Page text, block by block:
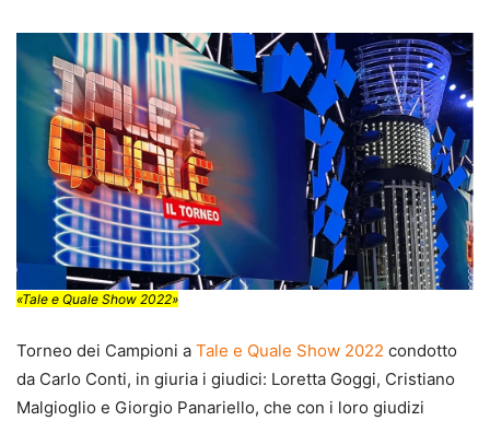
«Tale e Quale Show 2022»
Torneo dei Campioni a Tale e Quale Show 2022 condotto
da Carlo Conti, in giuria i giudici: Loretta Goggi, Cristiano
Malgioglio e Giorgio Panariello, che con i loro giudizi